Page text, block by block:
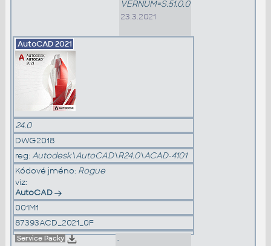
VERNUM=S.51.0.0
23.3.2021
AutoCAD2021
24.0
DWG2018
reg: Autodesk\AutoCAD\R24.0\ACAD-4101
Kódové jméno: Rogue
viz:
AutoCAD
001M1
87393ACD_2021_0F
Service Packy
•